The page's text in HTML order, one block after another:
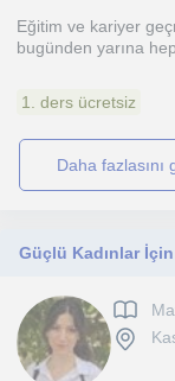
Eğitim ve kariyer
bugünden yarına
1. ders ücretsiz
daha fazlasını
Güçlü Kadınlar